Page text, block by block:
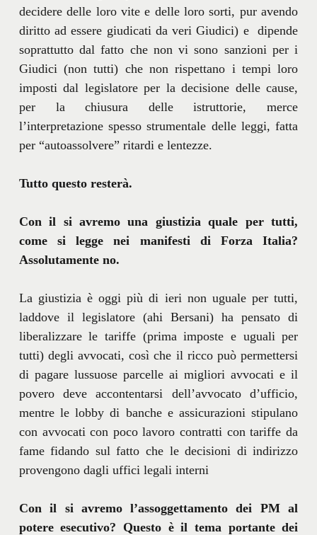
decidere delle loro vite e delle loro sorti, pur avendo
diritto ad essere giudicati da veri Giudici) e dipende
soprattutto dal fatto che non vi sono sanzioni per i
Giudici (non tutti) che non rispettano i tempi loro
imposti dal legislatore per la decisione delle cause,
per la chiusura delle istruttorie, merce
l’interpretazione spesso strumentale delle leggi, fatta
per “autoassolvere” ritardi e lentezze.
Tutto questo resterà.
Con il si avremo una giustizia quale per tutti,
come si legge nei manifesti di Forza Italia?
Assolutamente no.
La giustizia è oggi più di ieri non uguale per tutti,
laddove il legislatore (ahi Bersani) ha pensato di
liberalizzare le tariffe (prima imposte e uguali per
tutti) degli avvocati, così che il ricco può permettersi
di pagare lussuose parcelle ai migliori avvocati e il
povero deve accontentarsi dell’avvocato d’ufficio,
mentre le lobby di banche e assicurazioni stipulano
con avvocati con poco lavoro contratti con tariffe da
fame fidando sul fatto che le decisioni di indirizzo
provengono dagli uffici legali interni
Con il si avremo l’assoggettamento dei PM al
potere esecutivo? Questo è il tema portante dei